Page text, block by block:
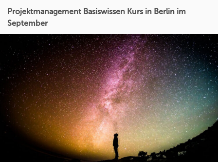
Projektmanagement Basiswissen Kurs in Berlin im
September